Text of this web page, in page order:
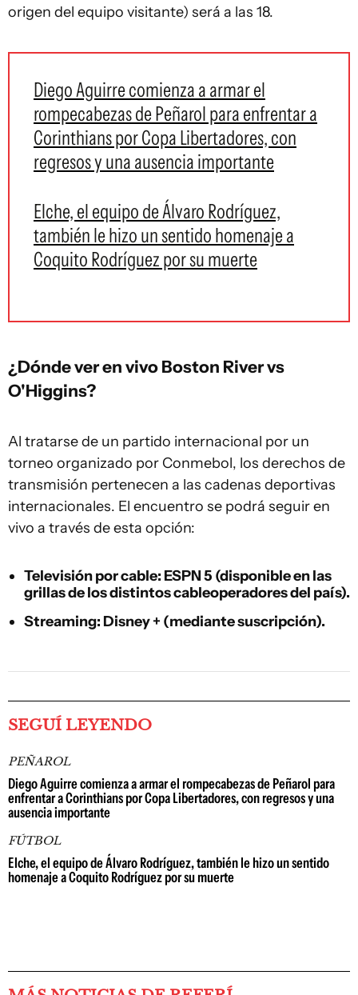
origen del equipo visitante) será a las 18.
Diego Aguirre comienza a armar el
rompecabezas de Peñarol para enfrentar a
Corinthians por Copa Libertadores, con
regresos y una ausencia importante
Elche, el equipo de Álvaro Rodríguez,
también le hizo un sentido homenaje a
Coquito Rodríguez por su muerte
¿Dónde ver en vivo Boston River vs
O'Higgins?
Al tratarse de un partido internacional por un
torneo organizado por Conmebol, los derechos de
transmisión pertenecen a las cadenas deportivas
internacionales. El encuentro se podrá seguir en
vivo a través de esta opción:
Televisión por cable: ESPN 5 (disponible en las
grillas de los distintos cableoperadores del país).
Streaming: Disney + (mediante suscripción).
SEGUÍ LEYENDO
PEÑAROL
Diego Aguirre comienza a armar el rompecabezas de Peñarol para
enfrentar a Corinthians por Copa Libertadores, con regresos y una
ausencia importante
FÚTBOL
Elche, el equipo de Álvaro Rodríguez, también le hizo un sentido
homenaje a Coquito Rodríguez por su muerte